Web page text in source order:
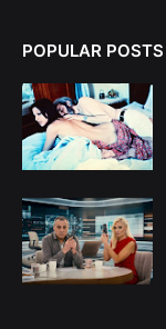
POPULAR POSTS